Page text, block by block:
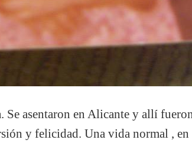
asentaron en Alicante y allí
y felicidad. Una vida normal ,